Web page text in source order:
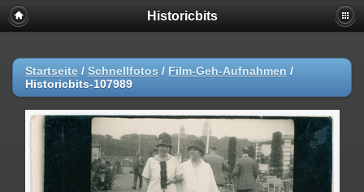
Historicbits
Startseite / Schnellfotos / Film-Geh-Aufnahmen /
Historicbits-107989